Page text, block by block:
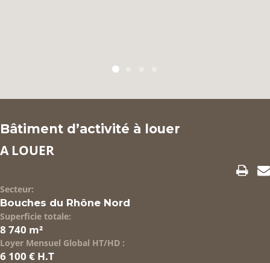
CONTACT
Bâtiment d’activité à louer
A LOUER
Secteur:
Bouches du Rhône Nord
Superficie totale:
8 740 m²
Loyer Mensuel Global HT/HD :
6 100 € H.T